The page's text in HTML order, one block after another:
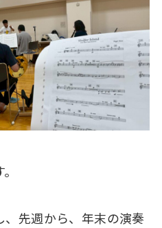
先週から、年末の演奏